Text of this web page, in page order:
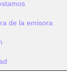
de la emisora